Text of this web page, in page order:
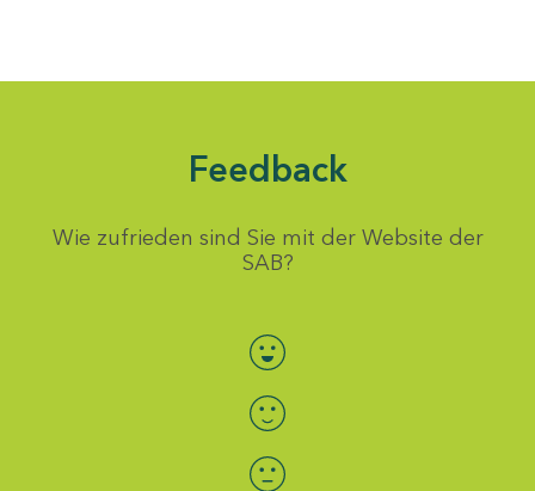
Feedback
Wie zufrieden sind Sie mit der Website der
SAB?
Bewertung auswählen